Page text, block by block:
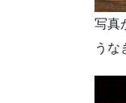
写真
うな